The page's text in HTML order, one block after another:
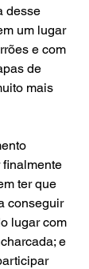
desse
um lugar
e com
de
mais
finalmente
ter que
conseguir
lugar com
e